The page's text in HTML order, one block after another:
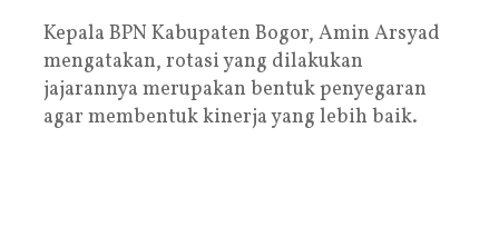
Kepala BPN Kabupaten Bogor, Amin Arsyad
mengatakan, rotasi yang dilakukan
jajarannya merupakan bentuk penyegaran
agar membentuk kinerja yang lebih baik.